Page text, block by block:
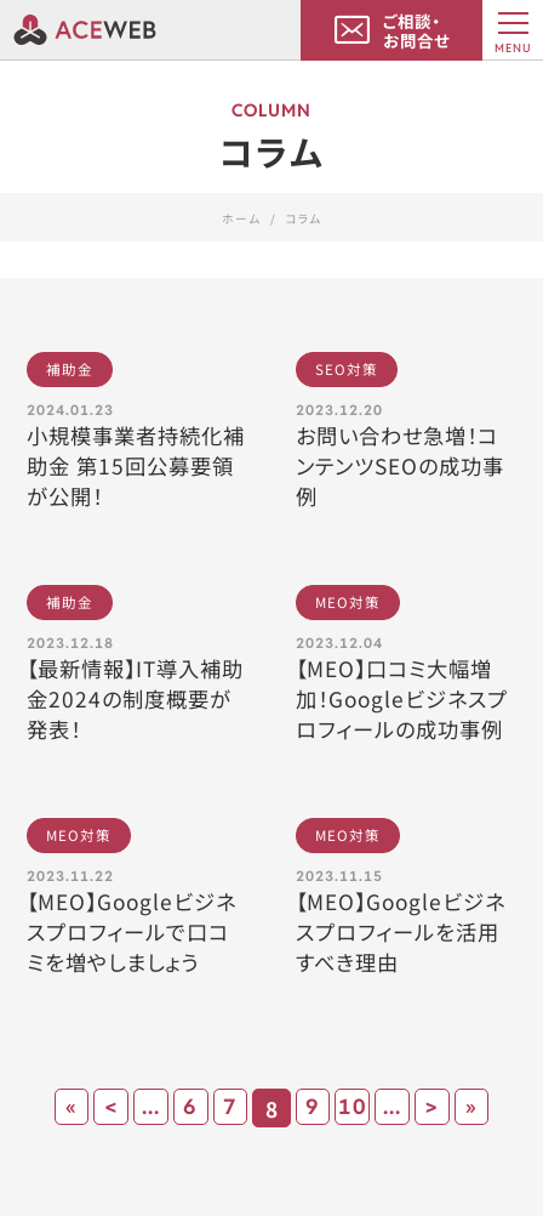
ご相談・
お問合せ
MENU
COLUMN
コラム
ホーム コラム
補助金
2024.01.23
小規模事業者持続化補
助金 第15回公募要領
が公開！
SEO対策
2023.12.20
お問い合わせ急増！コ
ンテンツSEOの成功事
例
補助金
2023.12.18
【最新情報】IT導入補助
金2024の制度概要が
発表！
MEO対策
2023.12.04
【MEO】口コミ大幅増
加！Googleビジネスプ
ロフィールの成功事例
MEO対策
2023.11.22
【MEO】Googleビジネ
スプロフィールで口コ
ミを増やしましょう
MEO対策
2023.11.15
【MEO】Googleビジネ
スプロフィールを活用
すべき理由
« < ... 6 7 8 9 10 ... > »